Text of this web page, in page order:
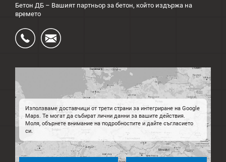
Бетон ДБ – Вашият партньор за бетон, който издържа на
времето
Ÿ Ś
Използваме доставчици от трети страни за интегриране на Google
Maps. Те могат да събират лични данни за вашите действия.
Моля, обърнете внимание на подробностите и дайте съгласието
си.